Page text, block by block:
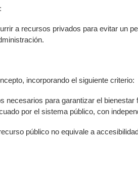
a recursos privados para evitar un
incorporando el siguiente criterio:
necesarios para garantizar el
por el sistema público, con
público no equivale a